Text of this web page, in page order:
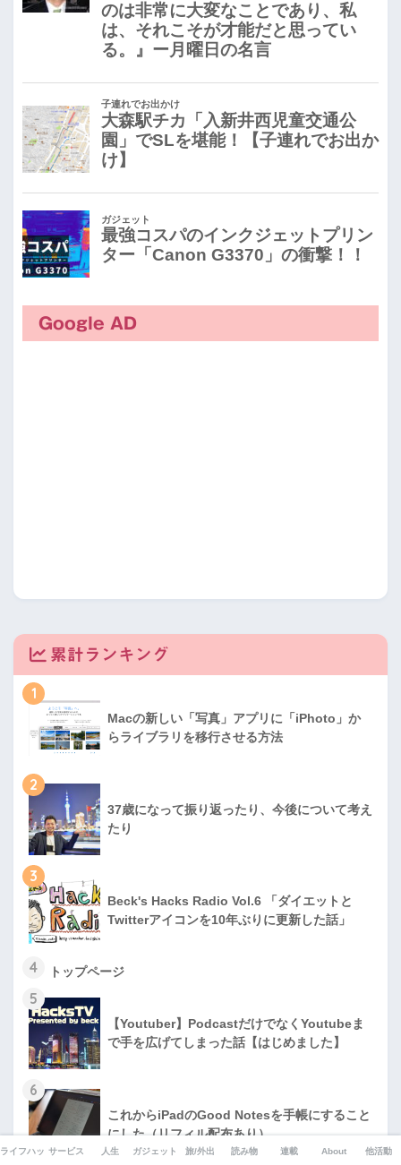
Google AD
累計ランキング
1
Macの新しい「写真」アプリに「iPhoto」か
らライブラリを移行させる方法
2
37歳になって振り返ったり、今後について考え
たり
3
Beck's Hacks Radio Vol.6 「ダイエットと
Twitterアイコンを10年ぶりに更新した話」
4 トップページ
5
【Youtuber】PodcastだけでなくYoutubeま
で手を広げてしまった話【はじめました】
6
これからiPadのGood Notesを手帳にすること
にした（リフィル配布あり）
ライフハックサービス 人生 ガジェット 旅/外出 読み物 連載 About 他活動